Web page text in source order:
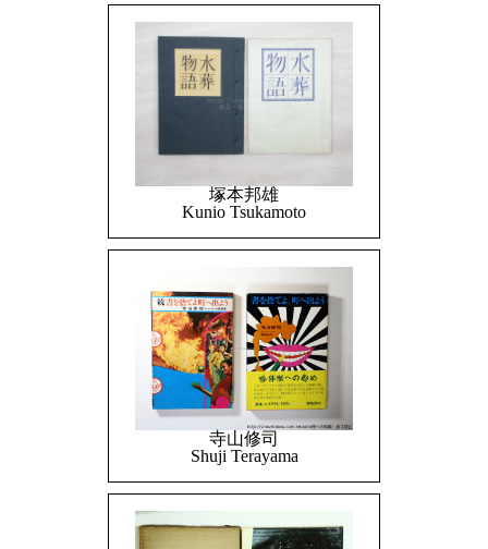
塚本邦雄
Kunio Tsukamoto
寺山修司
Shuji Terayama